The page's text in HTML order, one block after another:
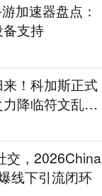
加速器盘点：
支持
！科加斯正式
降临符文乱
交，2026China
线下引流闭环